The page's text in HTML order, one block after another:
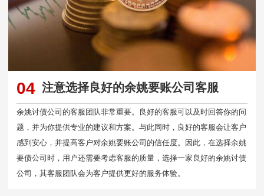
04 注意选择良好的余姚要账公司客服
余姚讨债公司的客服团队非常重要。良好的客服可以及时回答你的问
题，并为你提供专业的建议和方案。与此同时，良好的客服会让客户
感到安心，并提高客户对余姚要账公司的信任度。因此，在选择余姚
要债公司时，用户还需要考虑客服的质量，选择一家良好的余姚讨债
公司，其客服团队会为客户提供更好的服务体验。